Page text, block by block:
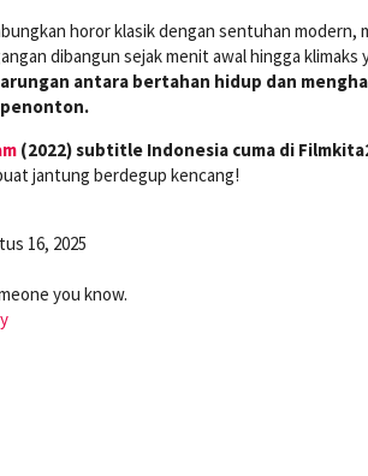
horor klasik dengan sentuhan
dibangun sejak menit awal hingga
antara bertahan hidup dan
(2022) subtitle Indonesia cuma di
jantung berdegup kencang!
16, 2025
you know.